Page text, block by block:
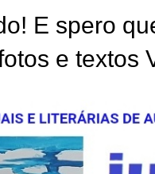
E spero
e textos